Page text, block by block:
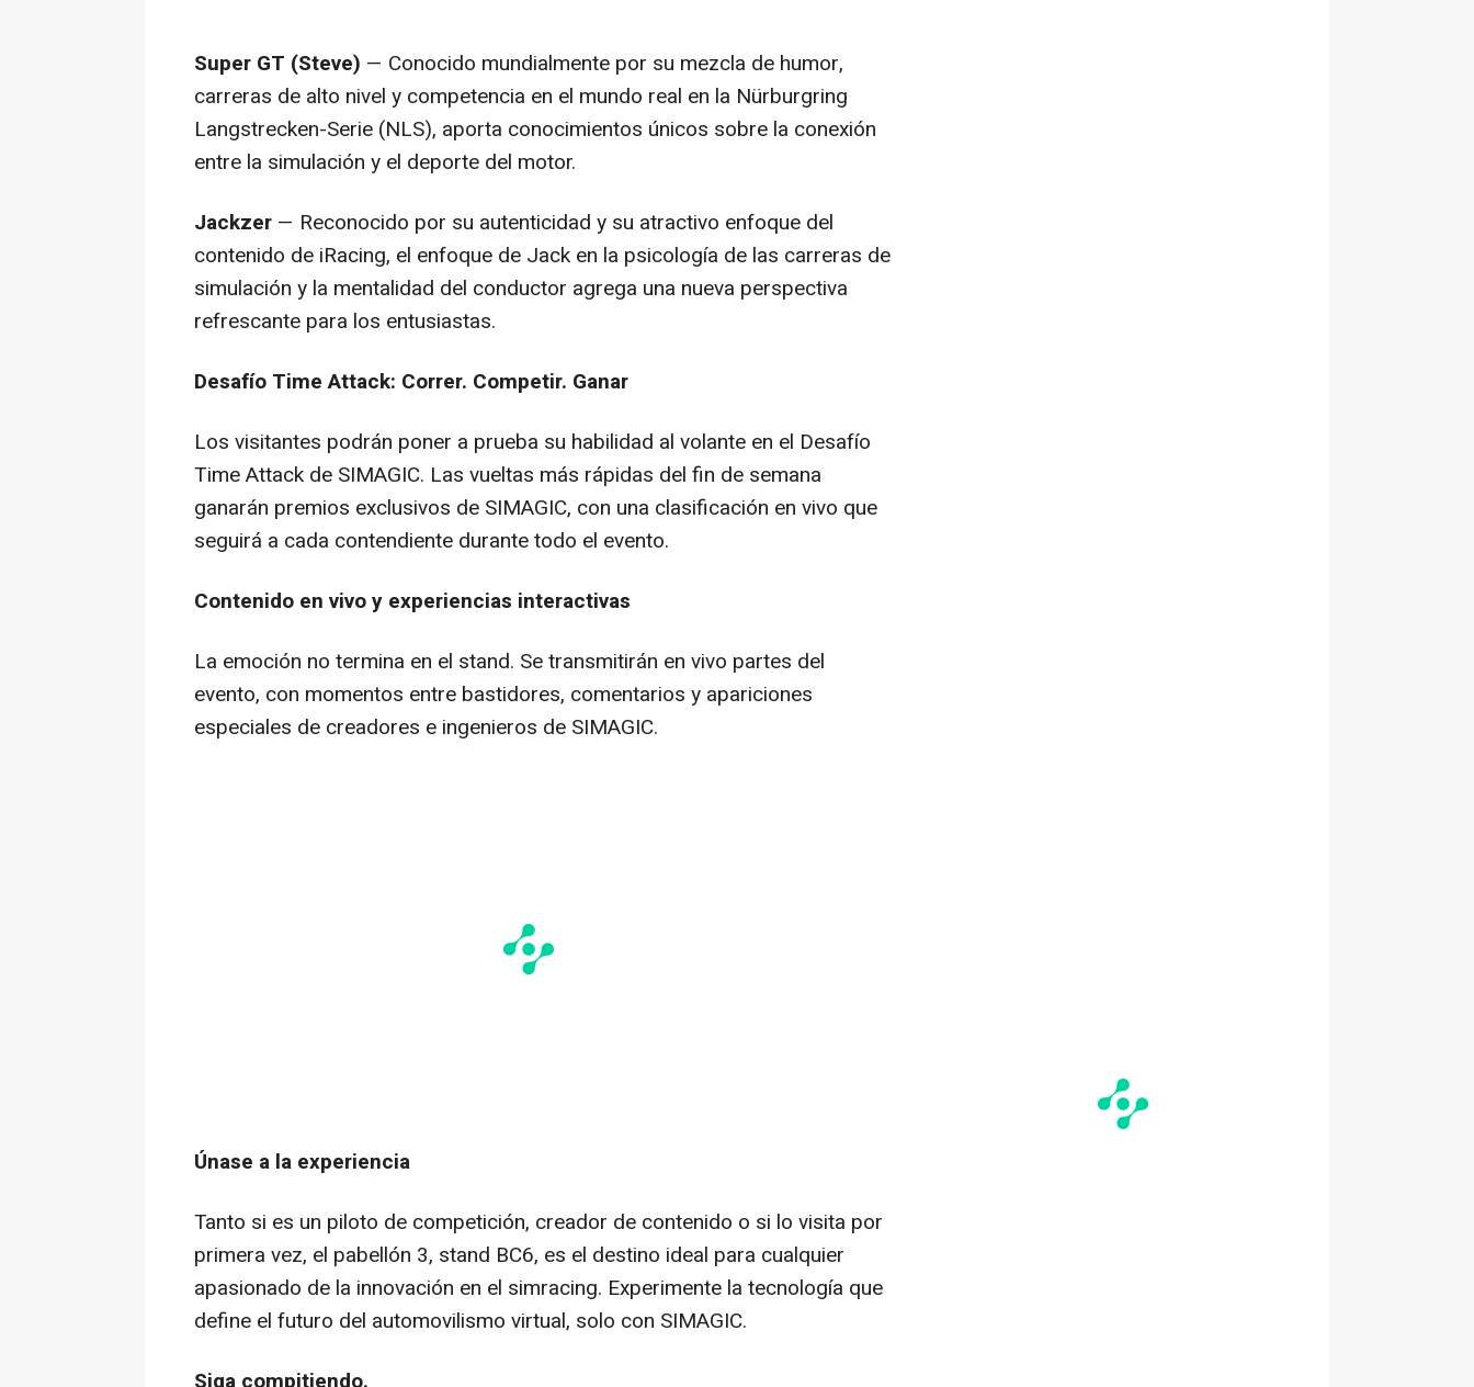
Super GT (Steve) — Conocido mundialmente por su mezcla de humor,
carreras de alto nivel y competencia en el mundo real en la Nürburgring
Langstrecken-Serie (NLS), aporta conocimientos únicos sobre la conexión
entre la simulación y el deporte del motor.
Jackzer — Reconocido por su autenticidad y su atractivo enfoque del
contenido de iRacing, el enfoque de Jack en la psicología de las carreras de
simulación y la mentalidad del conductor agrega una nueva perspectiva
refrescante para los entusiastas.
Desafío Time Attack: Correr. Competir. Ganar
Los visitantes podrán poner a prueba su habilidad al volante en el Desafío
Time Attack de SIMAGIC. Las vueltas más rápidas del fin de semana
ganarán premios exclusivos de SIMAGIC, con una clasificación en vivo que
seguirá a cada contendiente durante todo el evento.
Contenido en vivo y experiencias interactivas
La emoción no termina en el stand. Se transmitirán en vivo partes del
evento, con momentos entre bastidores, comentarios y apariciones
especiales de creadores e ingenieros de SIMAGIC.
Únase a la experiencia
Tanto si es un piloto de competición, creador de contenido o si lo visita por
primera vez, el pabellón 3, stand BC6, es el destino ideal para cualquier
apasionado de la innovación en el simracing. Experimente la tecnología que
define el futuro del automovilismo virtual, solo con SIMAGIC.